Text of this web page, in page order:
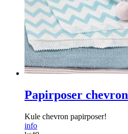
Papirposer chevron
Kule chevron papirposer!
info